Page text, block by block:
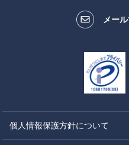
メー
個人情報保護方針について